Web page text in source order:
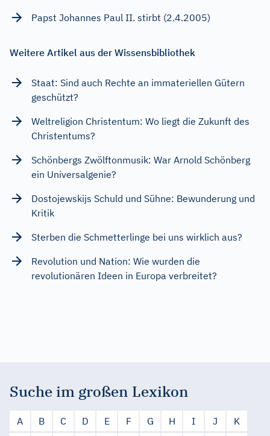
Papst Johannes Paul II. stirbt (2.4.2005)
Weitere Artikel aus der Wissensbibliothek
Staat: Sind auch Rechte an immateriellen Gütern
geschützt?
Weltreligion Christentum: Wo liegt die Zukunft des
Christentums?
Schönbergs Zwölftonmusik: War Arnold Schönberg
ein Universalgenie?
Dostojewskijs Schuld und Sühne: Bewunderung und
Kritik
Sterben die Schmetterlinge bei uns wirklich aus?
Revolution und Nation: Wie wurden die
revolutionären Ideen in Europa verbreitet?
Suche im großen Lexikon
A B C D E F G H I J
K